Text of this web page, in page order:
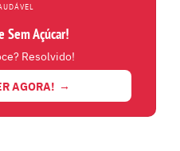
Sem Açúcar!
Resolvido!
AGORA!